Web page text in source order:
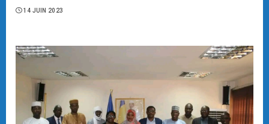
14 JUIN 2023